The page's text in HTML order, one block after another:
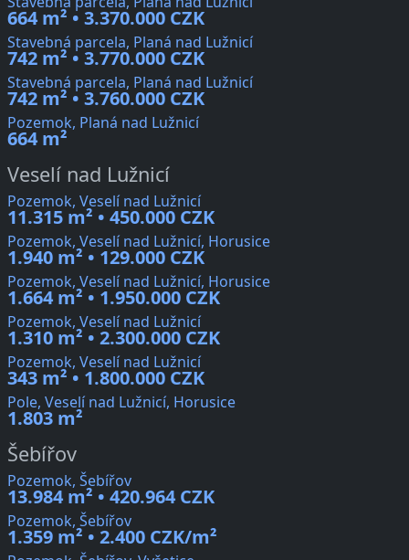
664 m² • 3.370.000 CZK
Stavebná parcela, Planá nad Lužnicí
742 m² • 3.770.000 CZK
Stavebná parcela, Planá nad Lužnicí
742 m² • 3.760.000 CZK
Pozemok, Planá nad Lužnicí
664 m²
Veselí nad Lužnicí
Pozemok, Veselí nad Lužnicí
11.315 m² • 450.000 CZK
Pozemok, Veselí nad Lužnicí, Horusice
1.940 m² • 129.000 CZK
Pozemok, Veselí nad Lužnicí, Horusice
1.664 m² • 1.950.000 CZK
Pozemok, Veselí nad Lužnicí
1.310 m² • 2.300.000 CZK
Pozemok, Veselí nad Lužnicí
343 m² • 1.800.000 CZK
Pole, Veselí nad Lužnicí, Horusice
1.803 m²
Šebířov
Pozemok, Šebířov
13.984 m² • 420.964 CZK
Pozemok, Šebířov
1.359 m² • 2.400 CZK/m²